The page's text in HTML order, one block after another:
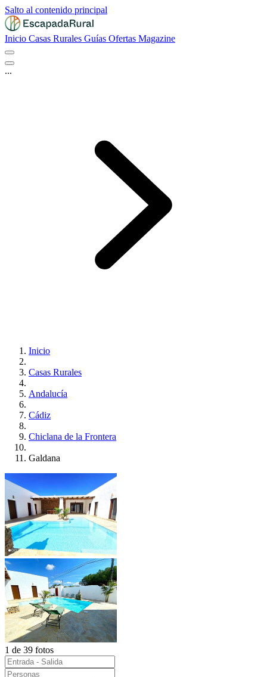
Salto al contenido principal
Inicio Casas Rurales Guías Ofertas Magazine
...
Inicio
Casas Rurales
Andalucía
Cádiz
Chiclana de la Frontera
Galdana
1 de 39 fotos